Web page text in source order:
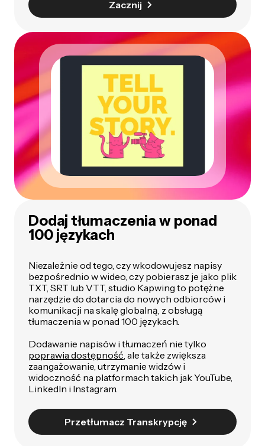
Zacznij
Dodaj tłumaczenia w ponad
100 językach
Niezależnie od tego, czy wkodowujesz napisy
bezpośrednio w wideo, czy pobierasz je jako plik
TXT, SRT lub VTT, studio Kapwing to potężne
narzędzie do dotarcia do nowych odbiorców i
komunikacji na skalę globalną, z obsługą
tłumaczenia w ponad 100 językach.
Dodawanie napisów i tłumaczeń nie tylko
poprawia dostępność, ale także zwiększa
zaangażowanie, utrzymanie widzów i
widoczność na platformach takich jak YouTube,
LinkedIn i Instagram.
Przetłumacz Transkrypcję